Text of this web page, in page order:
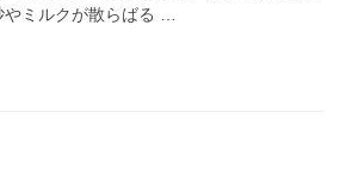
ミルクが散らばる …